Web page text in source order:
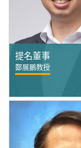
提名董事
鄭展鵬教授